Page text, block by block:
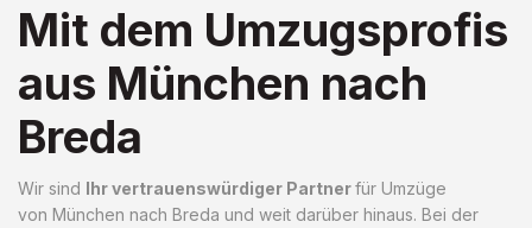
Mit dem Umzugsprofis
aus München nach
Breda
Wir sind Ihr vertrauenswürdiger Partnerfür Umzüge
von München nach Breda und weit darüber hinaus. Bei der